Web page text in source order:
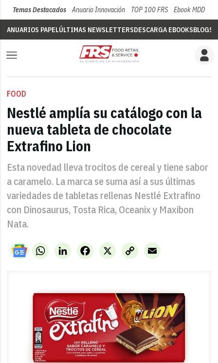
Temas Destacados Anuario Innovación TOP 100 FRS Ebook MDD
ANUARIOS PAPELÚLTIMAS NEWSLETTERSDESCARGA EBOOKSBLOGS
FOOD
Nestlé amplía su catálogo con la
nueva tableta de chocolate
Extrafino Lion
Esta novedad lleva trocitos de cereal y tiene sabor
a caramelo. La marca se suma así a sus últimas
variedades de tabletas rellenas Nestlé Extrafino
con Dinosaurus, Tosta Rica, Oceanix y Maxibon
Nata.
WhatsAppLinkedIn X
Facebook
Copy
Link
Email